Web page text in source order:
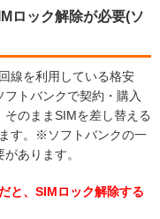
ロック解除が必要(ソ
線を利用している格安
トバンクで契約・購入
のままSIMを差し替える
す。※ソフトバンクの一
あります。
と、SIMロック解除する